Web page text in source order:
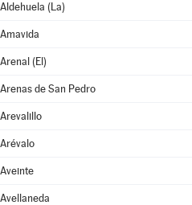
Aldehuela (La)
Amavida
Arenal (El)
Arenas de San Pedro
Arevalillo
Arévalo
Aveinte
Avellaneda